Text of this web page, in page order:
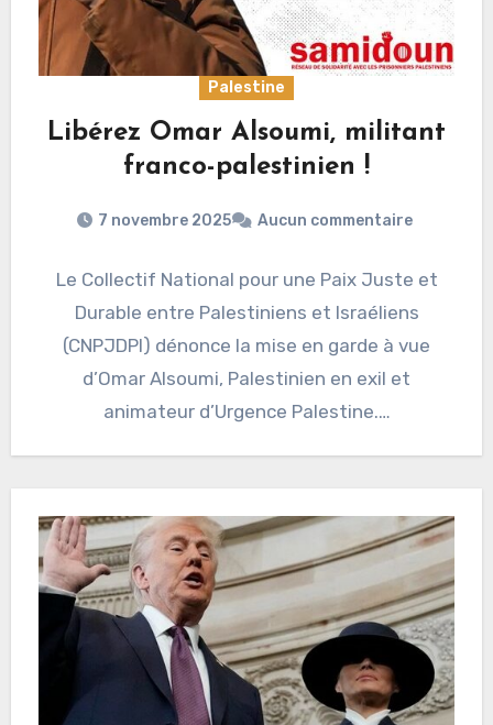
Palestine
Libérez Omar Alsoumi, militant
franco-palestinien !
7 novembre 2025 Aucun commentaire
Le Collectif National pour une Paix Juste et
Durable entre Palestiniens et Israéliens
(CNPJDPI) dénonce la mise en garde à vue
d’Omar Alsoumi, Palestinien en exil et
animateur d’Urgence Palestine.…